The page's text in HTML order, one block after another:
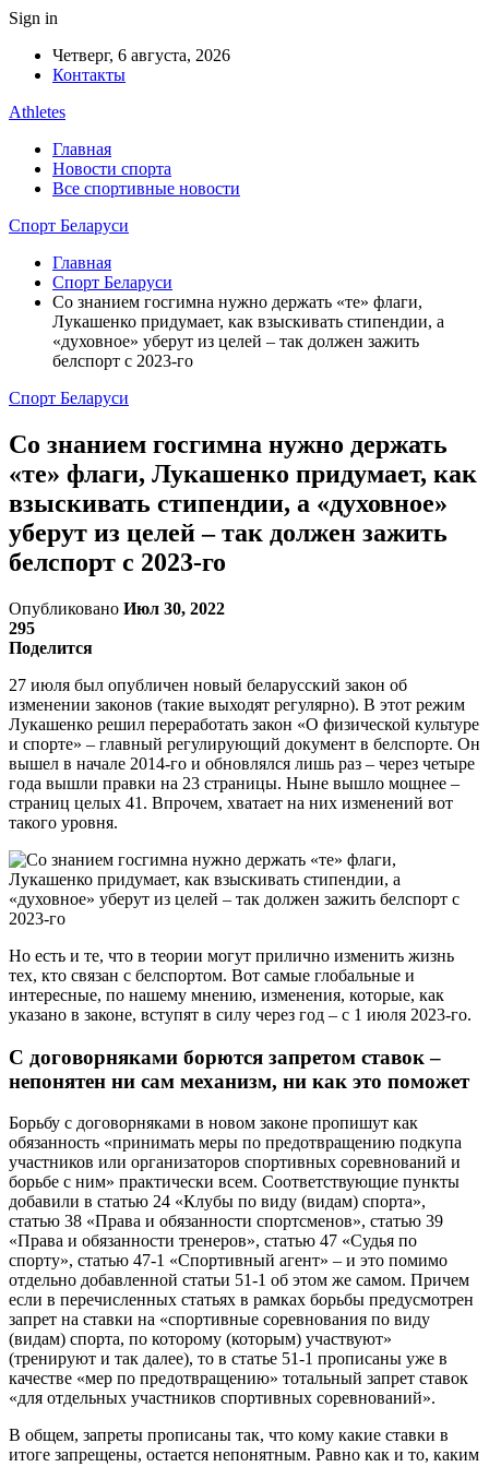
Sign in
Четверг, 6 августа, 2026
Контакты
Athletes
Главная
Новости спорта
Все спортивные новости
Спорт Беларуси
Главная
Спорт Беларуси
Со знанием госгимна нужно держать «те» флаги,
Лукашенко придумает, как взыскивать стипендии, а
«духовное» уберут из целей – так должен зажить
белспорт с 2023-го
Спорт Беларуси
Со знанием госгимна нужно держать
«те» флаги, Лукашенко придумает, как
взыскивать стипендии, а «духовное»
уберут из целей – так должен зажить
белспорт с 2023-го
Опубликовано Июл 30, 2022
295
Поделится
27 июля был опубличен новый беларусский закон об
изменении законов (такие выходят регулярно). В этот режим
Лукашенко решил переработать закон «О физической культуре
и спорте» – главный регулирующий документ в белспорте. Он
вышел в начале 2014-го и обновлялся лишь раз – через четыре
года вышли правки на 23 страницы. Ныне вышло мощнее –
страниц целых 41. Впрочем, хватает на них изменений вот
такого уровня.
Но есть и те, что в теории могут прилично изменить жизнь
тех, кто связан с белспортом. Вот самые глобальные и
интересные, по нашему мнению, изменения, которые, как
указано в законе, вступят в силу через год – с 1 июля 2023-го.
С договорняками борются запретом ставок –
непонятен ни сам механизм, ни как это поможет
Борьбу с договорняками в новом законе пропишут как
обязанность «принимать меры по предотвращению подкупа
участников или организаторов спортивных соревнований и
борьбе с ним» практически всем. Соответствующие пункты
добавили в статью 24 «Клубы по виду (видам) спорта»,
статью 38 «Права и обязанности спортсменов», статью 39
«Права и обязанности тренеров», статью 47 «Судья по
спорту», статью 47-1 «Спортивный агент» – и это помимо
отдельно добавленной статьи 51-1 об этом же самом. Причем
если в перечисленных статьях в рамках борьбы предусмотрен
запрет на ставки на «спортивные соревнования по виду
(видам) спорта, по которому (которым) участвуют»
(тренируют и так далее), то в статье 51-1 прописаны уже в
качестве «мер по предотвращению» тотальный запрет ставок
«для отдельных участников спортивных соревнований».
В общем, запреты прописаны так, что кому какие ставки в
итоге запрещены, остается непонятным. Равно как и то, каким